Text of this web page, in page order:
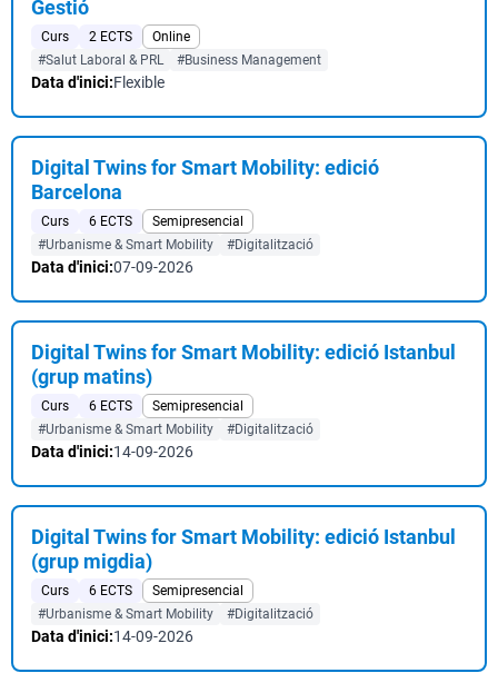
Gestió
Curs 2 ECTS
Online
#Salut Laboral & PRL
#Business Management
Data d'inici:Flexible
Digital Twins for Smart Mobility: edició
Barcelona
Curs 6 ECTS
Semipresencial
#Urbanisme & Smart Mobility
#Digitalització
Data d'inici:07-09-2026
Digital Twins for Smart Mobility: edició Istanbul
(grup matins)
Curs 6 ECTS
Semipresencial
#Urbanisme & Smart Mobility
#Digitalització
Data d'inici:14-09-2026
Digital Twins for Smart Mobility: edició Istanbul
(grup migdia)
Curs 6 ECTS
Semipresencial
#Urbanisme & Smart Mobility
#Digitalització
Data d'inici:14-09-2026